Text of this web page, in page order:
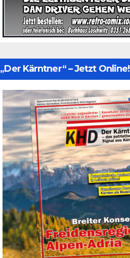
„Der Kärntner“ – Jetzt Online!